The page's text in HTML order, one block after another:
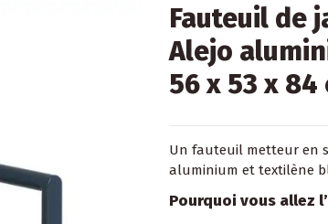
Fauteuil de
Alejo
56 x 53 x 84
Un fauteuil metteur en
aluminium et textilène
Pourquoi vous allez